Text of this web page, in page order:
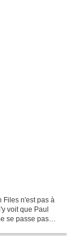
Files n'est pas à
voit que Paul
se passe pas